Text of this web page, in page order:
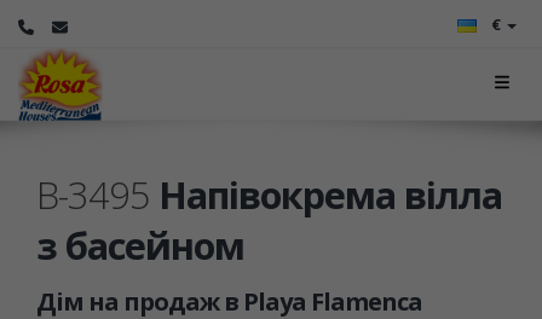
€
B-3495 Напівокрема вілла
з басейном
Дім на продаж в Playa Flamenca